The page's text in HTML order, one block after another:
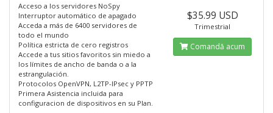
Acceso a los servidores NoSpy
Interruptor automático de apagado
Acceda a más de 6400 servidores de
todo el mundo
Política estricta de cero registros
Accede a tus sitios favoritos sin miedo a
los límites de ancho de banda o a la
estrangulación.
Protocolos OpenVPN, L2TP-IPsec y PPTP
Primera Asistencia incluida para
configuracion de dispositivos en su Plan.
$35.99 USD
Trimestrial
Comandă acum